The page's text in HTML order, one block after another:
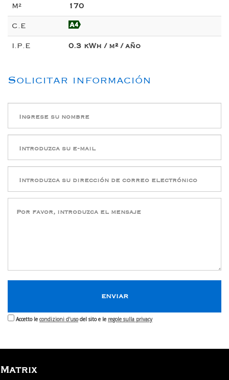
M² 170
C.E
I.P.E 0.3 kWh / m² / año
Solicitar información
Accetto le condizioni d'usodel sito e le regole sulla privacy
Matrix